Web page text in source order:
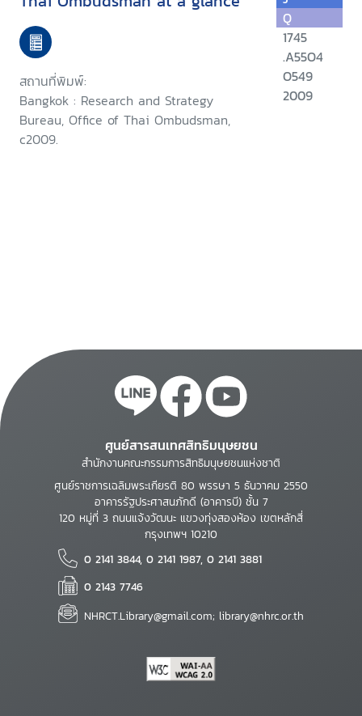
สถานที่พิมพ์:
Bangkok : Research and Strategy
Bureau, Office of Thai Ombudsman,
c2009.
Q
1745
.A55O4
O549
2009
ศูนย์สารสนเทศสิทธิมนุษยชน
สำนักงานคณะกรรมการสิทธิมนุษยชนแห่งชาติ
ศูนย์ราชการเฉลิมพระเกียรติ 80 พรรษา 5 ธันวาคม 2550
อาคารรัฐประศาสนภักดี (อาคารบี) ชั้น 7
120 หมู่ที่ 3 ถนนแจ้งวัฒนะ แขวงทุ่งสองห้อง เขตหลักสี่
กรุงเทพฯ 10210
0 2141 3844, 0 2141 1987, 0 2141 3881
0 2143 7746
NHRCT.Library@gmail.com; library@nhrc.or.th